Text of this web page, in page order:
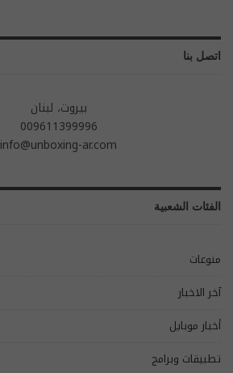
اتصل بنا
بيروت، لبنان
009611399996
info@unboxing-ar.com
الفئات الشعبية
منوعات
آخر الاخبار
أخبار موبايل
تطبيقات وبرامج